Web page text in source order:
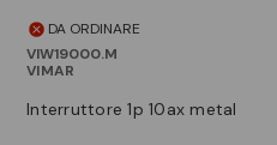
DA ORDINARE
VIW19000.M
VIMAR
interruttore 1p 10ax metal